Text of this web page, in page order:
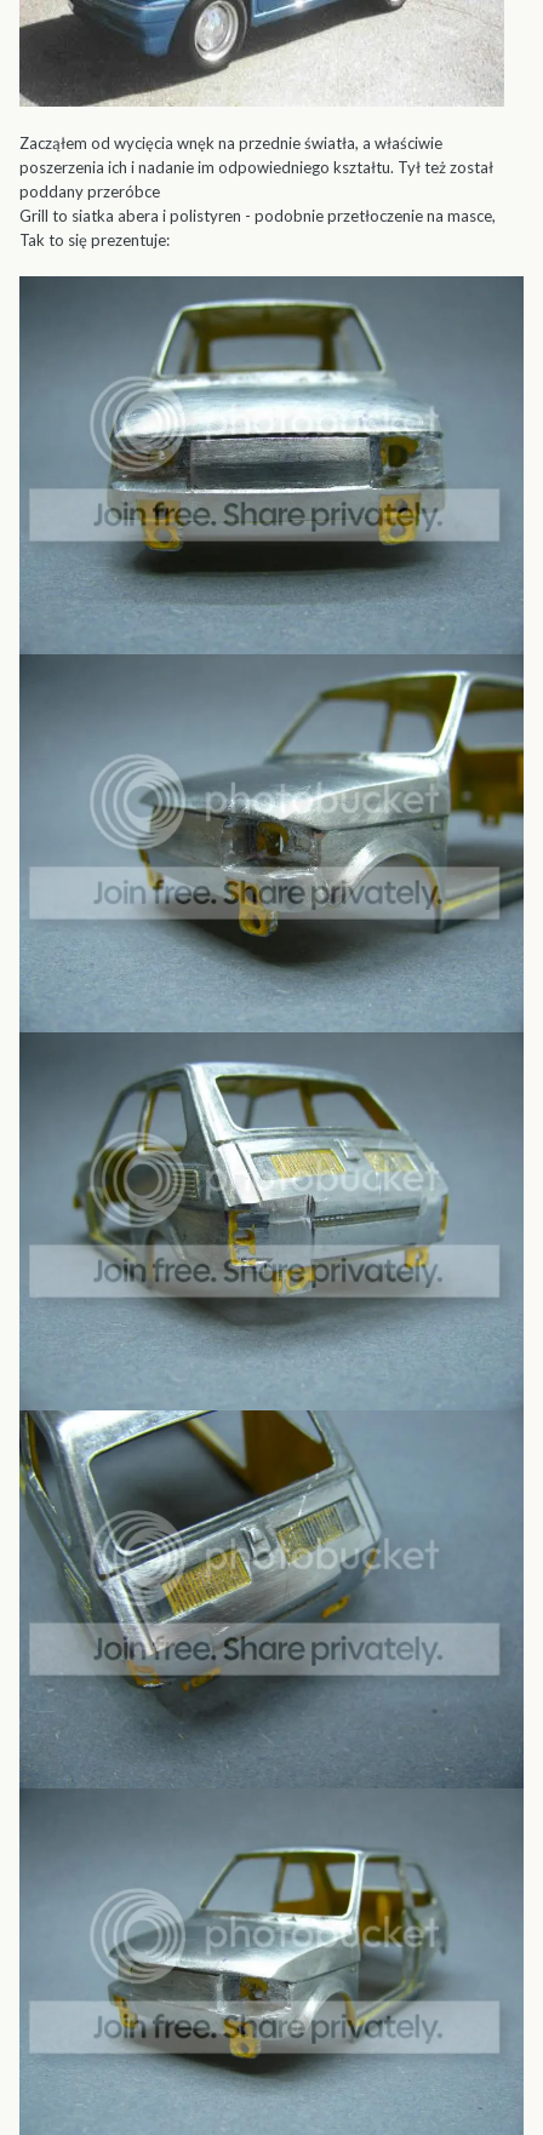
Zacząłem od wycięcia wnęk na przednie światła, a właściwie
poszerzenia ich i nadanie im odpowiedniego kształtu. Tył też został
poddany przeróbce
Grill to siatka abera i polistyren - podobnie przetłoczenie na masce,
Tak to się prezentuje: